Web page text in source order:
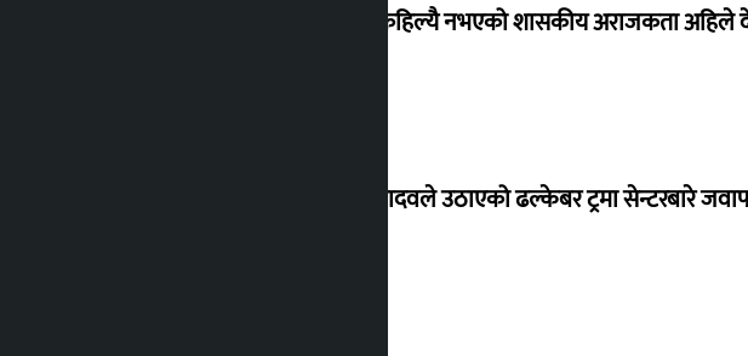
‘देशमा कहिल्यै नभएको शासकीय अराजकता अहिले
सांसद यादवले उठाएको ढल्केबर ट्रमा सेन्टरबारे